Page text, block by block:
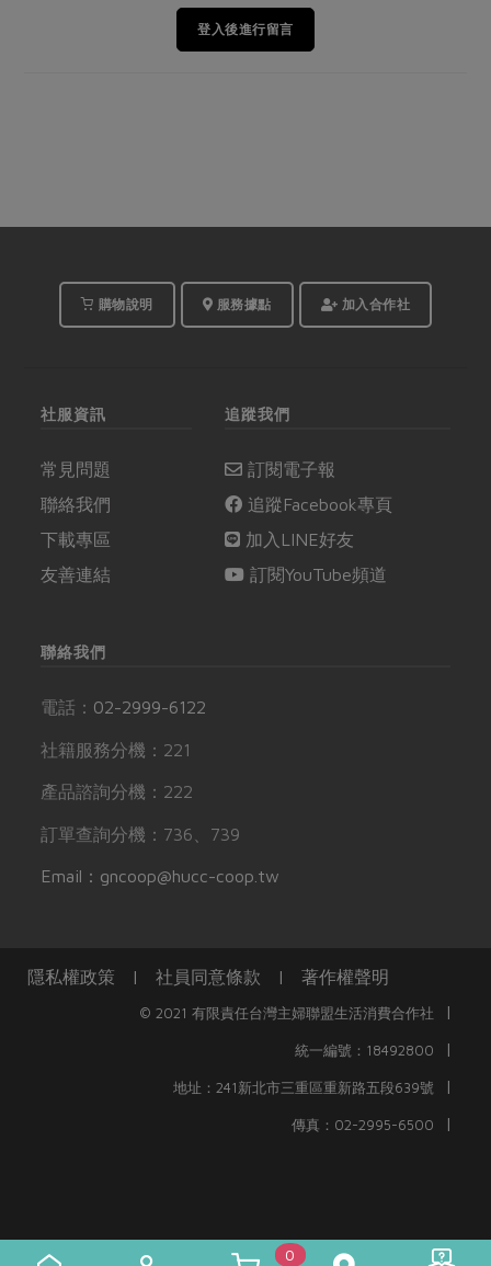
登入後進行留言
購物說明 服務據點 加入合作社
社服資訊
常見問題
聯絡我們
下載專區
友善連結
追蹤我們
訂閱電子報
追蹤Facebook專頁
加入LINE好友
訂閱YouTube頻道
聯絡我們
電話： 02-2999-6122
社籍服務分機：221
產品諮詢分機：222
訂單查詢分機：736、739
Email：gncoop@hucc-coop.tw
隱私權政策 | 社員同意條款 | 著作權聲明
© 2021 有限責任台灣主婦聯盟生活消費合作社 |
統一編號：18492800 |
地址：241新北市三重區重新路五段639號 |
傳真：02-2995-6500 |
0